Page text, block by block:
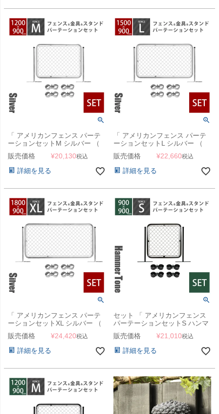
「 アメリカンフェンス パーテ
ーションセットM シルバー （
1200×900mmフェンス＋
Φ31.8mmスタンド2本＋ジョイ
ントA4個 ） 」
販売価格 ¥20,130税込
詳細を見る
「 アメリカンフェンス パーテ
ーションセットL シルバー （
1500×900mmフェンス＋
Φ31.8mmスタンド2本＋ジョイ
ントA4個 ） 」
販売価格 ¥22,660税込
詳細を見る
「 アメリカンフェンス パーテ
ーションセットXL シルバー （
1800×900mmフェンス＋
Φ31.8mmスタンド2本＋ジョイ
ントA4個 ） 」
販売価格 ¥24,420税込
詳細を見る
セット 「 アメリカンフェンス
パーテーションセットS ハンマ
ートーンブラック （
900×900mmフェンス＋
Φ31.8mmスタンド2本＋ジョイ
ントA4個 ） 」
販売価格 ¥21,010税込
詳細を見る